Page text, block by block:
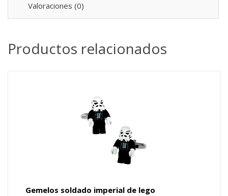
Valoraciones (0)
Productos relacionados
Gemelos soldado imperial de lego